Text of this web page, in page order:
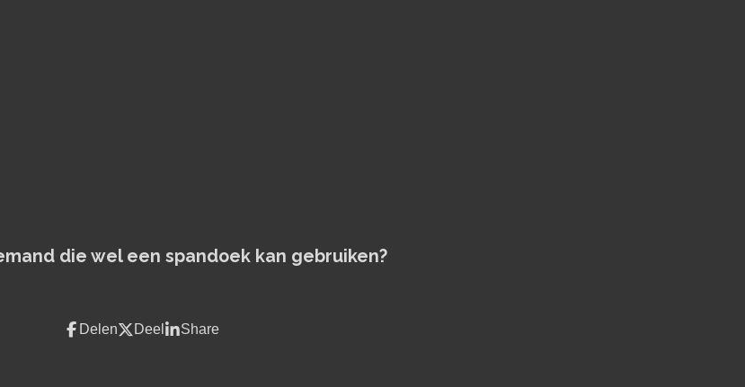
die wel een spandoek kan gebruiken?
Delen Deel Share